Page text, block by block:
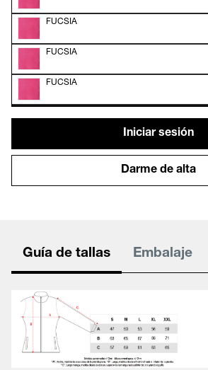
FUCSIA
FUCSIA
FUCSIA
Iniciar sesión
Darme de alta
Guía de tallas Embalaje